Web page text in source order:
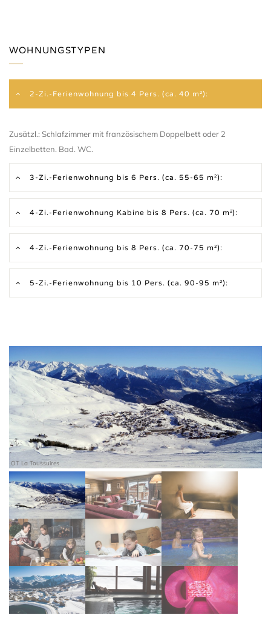
WOHNUNGSTYPEN
2-Zi.-Ferienwohnung bis 4 Pers. (ca. 40 m²):
Zusätzl.: Schlafzimmer mit französischem Doppelbett oder 2
Einzelbetten. Bad. WC.
3-Zi.-Ferienwohnung bis 6 Pers. (ca. 55-65 m²):
4-Zi.-Ferienwohnung Kabine bis 8 Pers. (ca. 70 m²):
4-Zi.-Ferienwohnung bis 8 Pers. (ca. 70-75 m²):
5-Zi.-Ferienwohnung bis 10 Pers. (ca. 90-95 m²):
OT La Toussuires